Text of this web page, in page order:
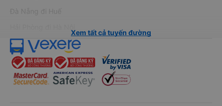
Đà Nẵng đi Huế
Xem tất cả tuyến đường